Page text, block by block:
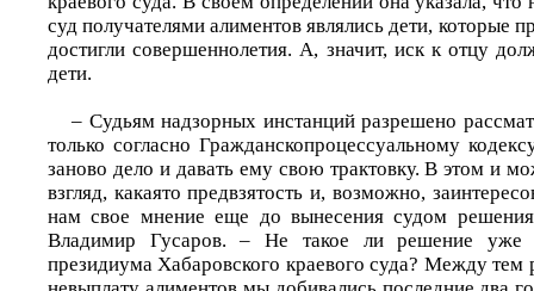
суд получателями алиментов являлись дети, которые
достигли совершеннолетия. А, значит, иск к отцу
дети.
– Судьям надзорных инстанций разрешено
только согласно Гражданско­процессуальному
заново дело и давать ему свою трактовку. В этом и
взгляд, какаято предвзятость и, возможно,
нам свое мнение еще до вынесения судом
Владимир Гусаров. – Не такое ли решение уже
президиума Хабаровского краевого суда? Между тем